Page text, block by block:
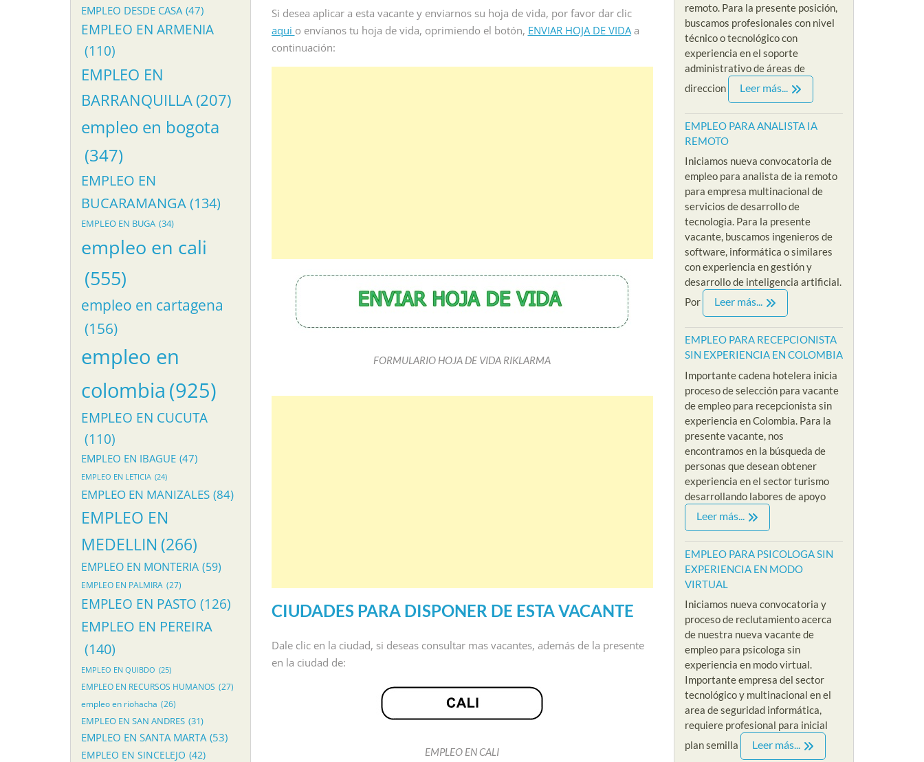
Si desea aplicar a esta vacante y enviarnos su hoja de vida, por favor dar clic
aqui o envíanos tu hoja de vida, oprimiendo el botón, ENVIAR HOJA DE VIDAa
continuación:
FORMULARIO HOJA DE VIDA RIKLARMA
CIUDADES PARA DISPONER DE ESTA VACANTE
Dale clic en la ciudad, si deseas consultar mas vacantes, además de la presente
en la ciudad de:
EMPLEO EN CALI
remoto. Para la presente posición,
buscamos profesionales con nivel
técnico o tecnológico con
experiencia en el soporte
administrativo de áreas de
direccion
Leer más...
EMPLEO PARA ANALISTA IA
REMOTO
Iniciamos nueva convocatoria de
empleo para analista de ia remoto
para empresa multinacional de
servicios de desarrollo de
tecnologia. Para la presente
vacante, buscamos ingenieros de
software, informática o similares
con experiencia en gestión y
desarrollo de inteligencia artificial.
Por
Leer más...
EMPLEO PARA RECEPCIONISTA
SIN EXPERIENCIA EN COLOMBIA
Importante cadena hotelera inicia
proceso de selección para vacante
de empleo para recepcionista sin
experiencia en Colombia. Para la
presente vacante, nos
encontramos en la búsqueda de
personas que desean obtener
experiencia en el sector turismo
desarrollando labores de apoyo
Leer más...
EMPLEO PARA PSICOLOGA SIN
EXPERIENCIA EN MODO
VIRTUAL
Iniciamos nueva convocatoria y
proceso de reclutamiento acerca
de nuestra nueva vacante de
empleo para psicologa sin
experiencia en modo virtual.
Importante empresa del sector
tecnológico y multinacional en el
area de seguridad informática,
requiere profesional para inicial
plan semilla
Leer más...
EMPLEO DESDE CASA (47)
EMPLEO EN ARMENIA
(110)
EMPLEO EN
BARRANQUILLA(207)
empleo en bogota
(347)
EMPLEO EN
BUCARAMANGA(134)
EMPLEO EN BUGA (34)
empleo en cali
(555)
empleo en cartagena
(156)
empleo en
colombia (925)
EMPLEO EN CUCUTA
(110)
EMPLEO EN IBAGUE (47)
EMPLEO EN LETICIA (24)
EMPLEO EN MANIZALES (84)
EMPLEO EN
MEDELLIN (266)
EMPLEO EN MONTERIA (59)
EMPLEO EN PALMIRA (27)
EMPLEO EN PASTO (126)
EMPLEO EN PEREIRA
(140)
EMPLEO EN QUIBDO (25)
EMPLEO EN RECURSOS HUMANOS (27)
empleo en riohacha (26)
EMPLEO EN SAN ANDRES (31)
EMPLEO EN SANTA MARTA (53)
EMPLEO EN SINCELEJO (42)